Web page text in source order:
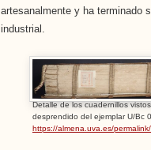
artesanalmente y ha terminado
industrial.
Detalle de los cuadernillos
desprendido del ejemplar U/Bc
https://almena.uva.es/